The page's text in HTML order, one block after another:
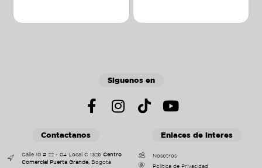
Siguenos en
Contactanos
Calle 10 # 22 - 04 Local C 132b Centro
Comercial Puerta Grande,Bogotá
Enlaces de interes
Nosotros
Política de Privacidad